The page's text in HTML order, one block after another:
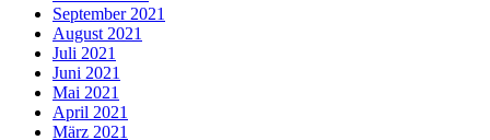
September 2021
August 2021
Juli 2021
Juni 2021
Mai 2021
April 2021
März 2021